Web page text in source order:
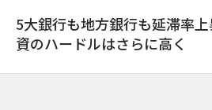
5大銀行も地方銀行も延滞率
資のハードルはさらに高く